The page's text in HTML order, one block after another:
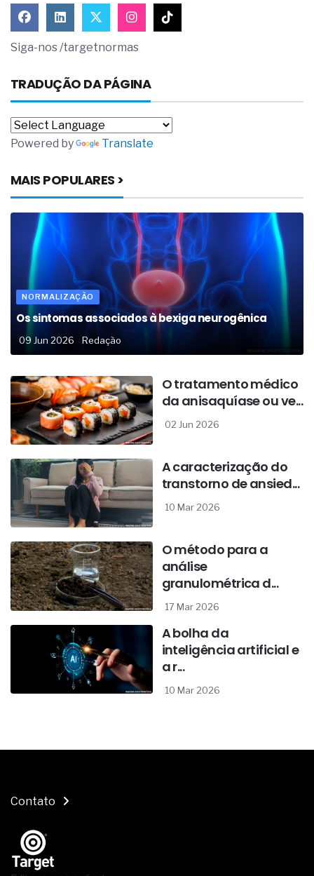
Siga-nos /targetnormas
TRADUÇÃO DA PÁGINA
Powered by Translate
MAIS POPULARES >
NORMALIZAÇÃO
Os sintomas associados à bexiga neurogênica
09 Jun 2026 Redação
O tratamento médico
da anisaquíase ou ve...
02 Jun 2026
A caracterização do
transtorno de ansied...
10 Mar 2026
O método para a
análise
granulométrica d...
17 Mar 2026
A bolha da
inteligência artificial e
a r...
10 Mar 2026
Contato